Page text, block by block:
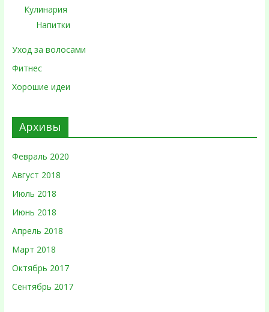
Кулинария
Напитки
Уход за волосами
Фитнес
Хорошие идеи
Архивы
Февраль 2020
Август 2018
Июль 2018
Июнь 2018
Апрель 2018
Март 2018
Октябрь 2017
Сентябрь 2017